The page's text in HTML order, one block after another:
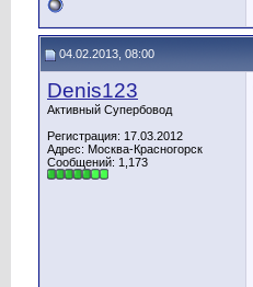
04.02.2013, 08:00
Denis123
Активный Супербовод
Регистрация: 17.03.2012
Адрес: Москва-Красногорск
Сообщений: 1,173